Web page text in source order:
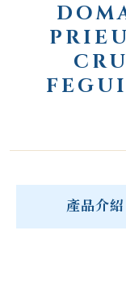
產品介紹